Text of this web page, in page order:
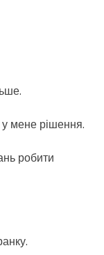
у мене рішення.
робити